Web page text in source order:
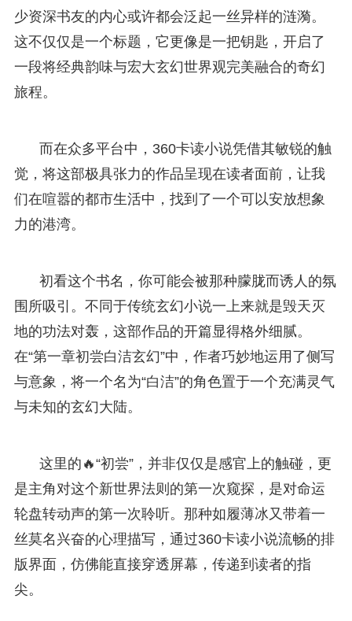
少资深书友的内心或许都会泛起一丝异样的涟漪。
这不仅仅是一个标题，它更像是一把钥匙，开启了
一段将经典韵味与宏大玄幻世界观完美融合的奇幻
旅程。
而在众多平台中，360卡读小说凭借其敏锐的触
觉，将这部极具张力的作品呈现在读者面前，让我
们在喧嚣的都市生活中，找到了一个可以安放想象
力的港湾。
初看这个书名，你可能会被那种朦胧而诱人的氛
围所吸引。不同于传统玄幻小说一上来就是毁天灭
地的功法对轰，这部作品的开篇显得格外细腻。
在“第一章初尝白洁玄幻”中，作者巧妙地运用了侧写
与意象，将一个名为“白洁”的角色置于一个充满灵气
与未知的玄幻大陆。
这里的🔥“初尝”，并非仅仅是感官上的触碰，更
是主角对这个新世界法则的第一次窥探，是对命运
轮盘转动声的第一次聆听。那种如履薄冰又带着一
丝莫名兴奋的心理描写，通过360卡读小说流畅的排
版界面，仿佛能直接穿透屏幕，传递到读者的指
尖。